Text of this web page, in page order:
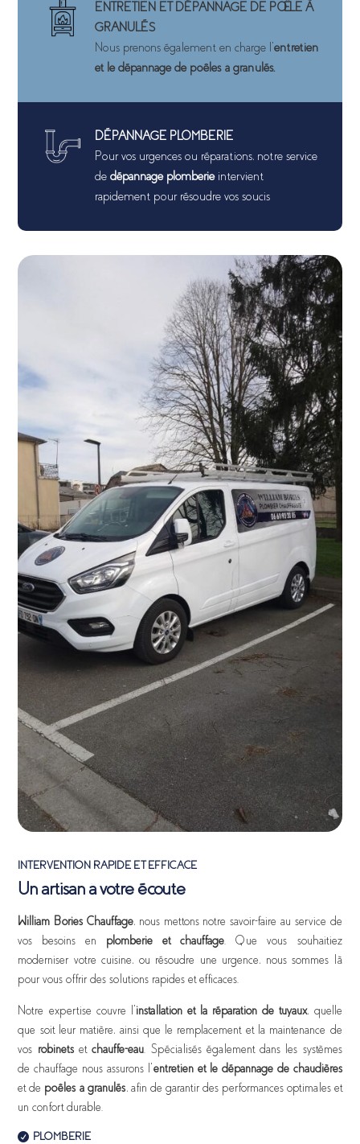
ENTRETIEN ET DÉPANNAGE DE POÊLE À
GRANULÉS
Nous prenons également en charge l’entretien
et le dépannage de poêles à granulés.
DÉPANNAGE PLOMBERIE
Pour vos urgences ou réparations, notre service
de dépannage plomberieintervient
rapidement pour résoudre vos soucis
INTERVENTION RAPIDE ET EFFICACE
Un artisan à votre écoute
William Bories Chauffage, nous mettons notre savoir-faire au service de
vos besoins en plomberie et chauffage . Que vous souhaitiez
moderniser votre cuisine, ou résoudre une urgence, nous sommes là
pour vous offrir des solutions rapides et efficaces.
Notre expertise couvre l’installation et la réparation de tuyaux, quelle
que soit leur matière, ainsi que le remplacement et la maintenance de
vos robinetsetchauffe-eau . Spécialisés également dans les systèmes
de chauffage nous assurons l’entretien et le dépannage de chaudières
et de poêles à granulés, afin de garantir des performances optimales et
un confort durable.
 PLOMBERIE